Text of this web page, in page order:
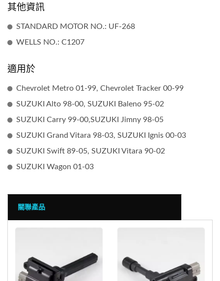
其他資訊
STANDARD MOTOR NO.: UF-268
WELLS NO.: C1207
適用於
Chevrolet Metro 01-99, Chevrolet Tracker 00-99
SUZUKI Alto 98-00, SUZUKI Baleno 95-02
SUZUKI Carry 99-00,SUZUKI Jimny 98-05
SUZUKI Grand Vitara 98-03, SUZUKI Ignis 00-03
SUZUKI Swift 89-05, SUZUKI Vitara 90-02
SUZUKI Wagon 01-03
關聯產品